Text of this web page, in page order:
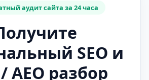
аудит сайта за 24 часа
SEO и
AEO разбор